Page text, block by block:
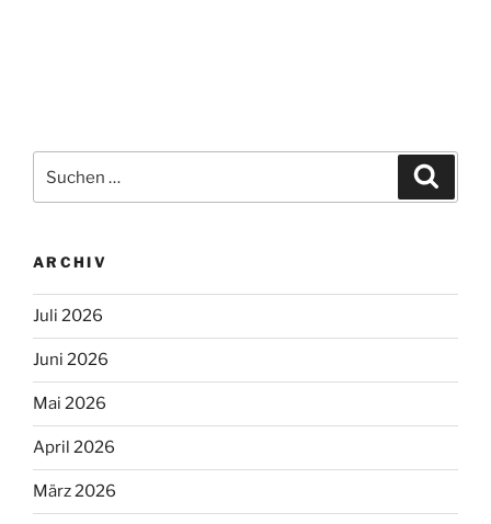
nach:
ARCHIV
Juli 2026
Juni 2026
Mai 2026
April 2026
März 2026